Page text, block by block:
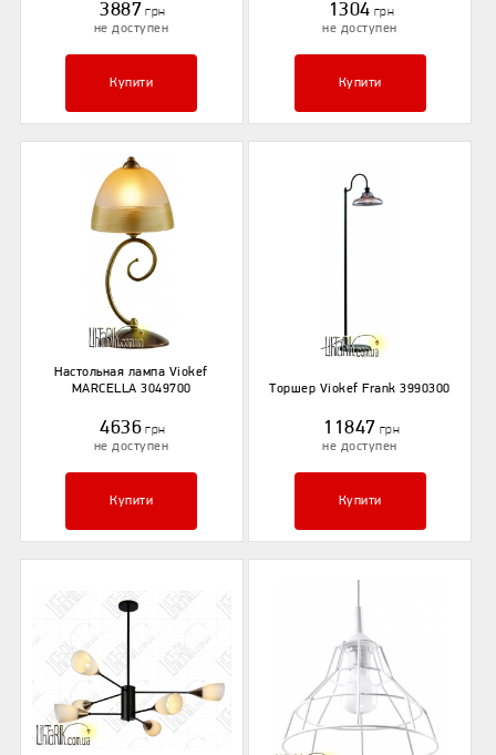
3887 грн
не доступен
Купити
1304 грн
не доступен
Купити
Настольная лампа Viokef
MARCELLA 3049700
4636 грн
не доступен
Купити
Торшер Viokef Frank 3990300
11847 грн
не доступен
Купити